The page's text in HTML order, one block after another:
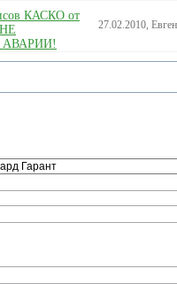
КАСКО от
27.02.2010,